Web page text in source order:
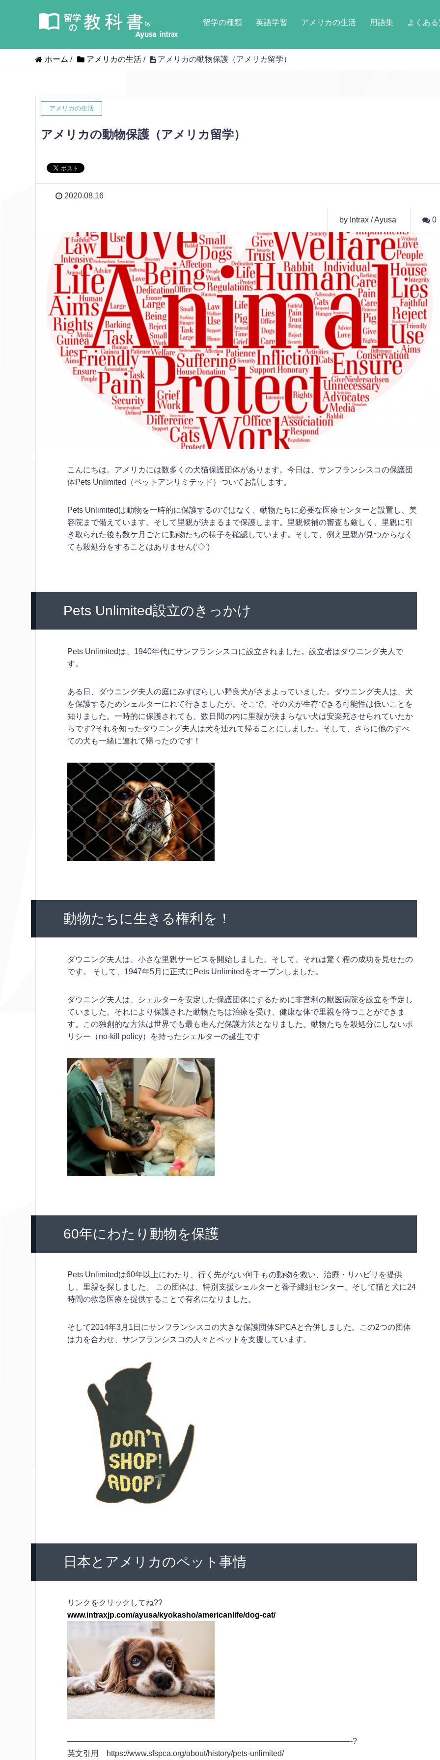
留学の種類 英語学習 アメリカの生活 用語集 よくあ
ホーム / アメリカの生活 / アメリカの動物保護（アメリカ留学）
アメリカの生活
アメリカの動物保護（アメリカ留学）
2020.08.16
by Intrax / Ayusa 0
こんにちは。アメリカには数多くの犬猫保護団体があります。今日は、サンフランシスコの保護団
体Pets Unlimited（ペットアンリミテッド）ついてお話します。
Pets Unlimitedは動物を一時的に保護するのではなく、動物たちに必要な医療センターと設置し、美
容院まで備えています。そして里親が決まるまで保護します。里親候補の審査も厳しく、里親に引
き取られた後も数ケ月ごとに動物たちの様子を確認しています。そして、例え里親が見つからなく
ても殺処分をすることはありません(‘◇’)ゞ
Pets Unlimited設立のきっかけ
Pets Unlimitedは、1940年代にサンフランシスコに設立されました。設立者はダウニング夫人で
す。
ある日、ダウニング夫人の庭にみすぼらしい野良犬がさまよっていました。ダウニング夫人は、犬
を保護するためシェルターにれて行きましたが、そこで、その犬が生存できる可能性は低いことを
知りました。一時的に保護されても、数日間の内に里親が決まらない犬は安楽死させられていたか
らです?それを知ったダウニング夫人は犬を連れて帰ることにしました。そして、さらに他のすべ
ての犬も一緒に連れて帰ったのです！
動物たちに生きる権利を！
ダウニング夫人は、小さな里親サービスを開始しました。そして、それは驚く程の成功を見せたの
です。 そして、1947年5月に正式にPets Unlimitedをオープンしました。
ダウニング夫人は、シェルターを安定した保護団体にするために非営利の獣医病院を設立を予定し
ていました。それにより保護された動物たちは治療を受け、健康な体で里親を待つことができま
す。この独創的な方法は世界でも最も進んだ保護方法となりました。動物たちを殺処分にしないポ
リシー（no-kill policy）を持ったシェルターの誕生です
60年にわたり動物を保護
Pets Unlimitedは60年以上にわたり、行く先がない何千もの動物を救い、治療・リハビリを提供
し、里親を探しました。 この団体は、特別支援シェルターと養子縁組センター、そして猫と犬に24
時間の救急医療を提供することで有名になりました。
そして2014年3月1日にサンフランシスコの大きな保護団体SPCAと合併しました。この2つの団体
は力を合わせ、サンフランシスコの人々とペットを支援しています。
日本とアメリカのペット事情
リンクをクリックしてね??
www.intraxjp.com/ayusa/kyokasho/americanlife/dog-cat/
————————————————————————————————————-?
英文引用 https://www.sfspca.org/about/history/pets-unlimited/